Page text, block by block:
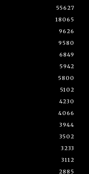
55627
18065
9626
9580
6849
5942
5800
5102
4230
4066
3944
3502
3233
3112
2885